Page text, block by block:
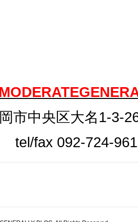
市中央区大名1-3-
tel/fax 092-724-